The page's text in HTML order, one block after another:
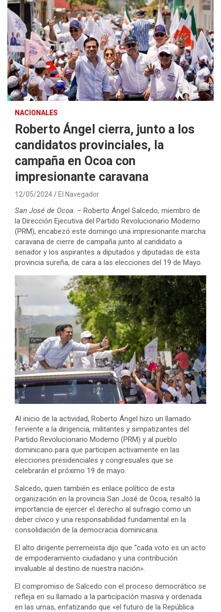
NACIONALES
Roberto Ángel cierra, junto a los
candidatos provinciales, la
campaña en Ocoa con
impresionante caravana
12/05/2024 El Navegador
San José de Ocoa. – Roberto Ángel Salcedo, miembro de
la Dirección Ejecutiva del Partido Revolucionario Moderno
(PRM), encabezó este domingo una impresionante marcha
caravana de cierre de campaña junto al candidato a
senador y los aspirantes a diputados y diputadas de esta
provincia sureña, de cara a las elecciones del 19 de Mayo.
Al inicio de la actividad, Roberto Ángel hizo un llamado
ferviente a la dirigencia, militantes y simpatizantes del
Partido Revolucionario Moderno (PRM) y al pueblo
dominicano para que participen activamente en las
elecciones presidenciales y congresuales que se
celebrarán el próximo 19 de mayo.
Salcedo, quien también es enlace político de esta
organización en la provincia San José de Ocoa, resaltó la
importancia de ejercer el derecho al sufragio como un
deber cívico y una responsabilidad fundamental en la
consolidación de la democracia dominicana.
El alto dirigente perremeista dijo que “cada voto es un acto
de empoderamiento ciudadano y una contribución
invaluable al destino de nuestra nación».
El compromiso de Salcedo con el proceso democrático se
refleja en su llamado a la participación masiva y ordenada
en las urnas, enfatizando que «el futuro de la República